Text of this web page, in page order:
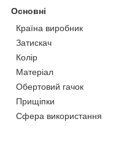
Основні
Країна виробник
Затискач
Колір
Матеріал
Обертовий гачок
Прищіпки
Сфера використання